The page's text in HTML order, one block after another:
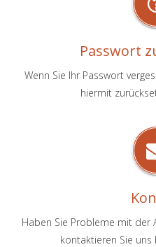
Passwort
Wenn Sie Ihr Passwort
hiermit
Haben Sie Probleme mit der
kontaktieren Sie uns